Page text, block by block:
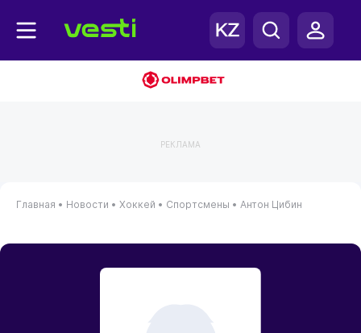
РЕКЛАМА
Главная • Новости • Хоккей • Спортсмены • Антон Цибин